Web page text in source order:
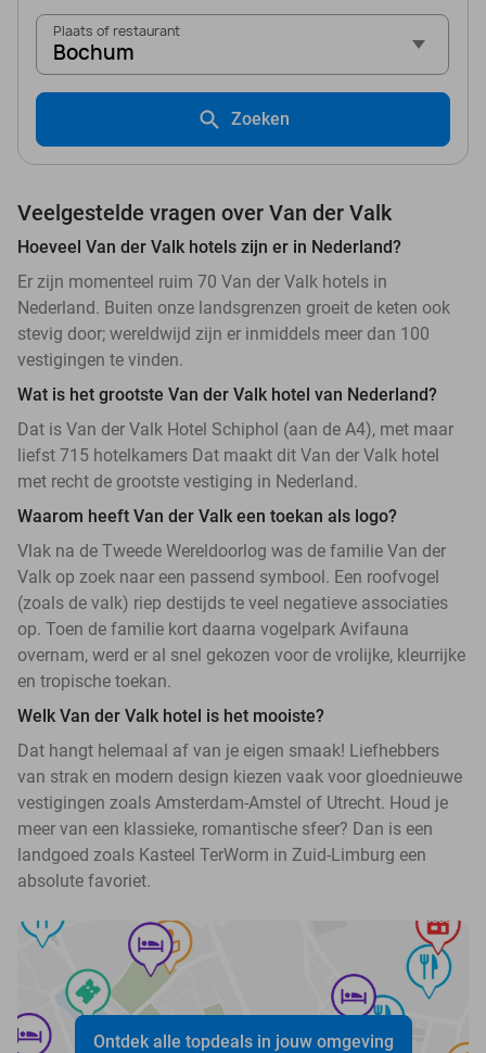
Plaats of restaurant
Bochum
Zoeken
Veelgestelde vragen over Van der Valk
Hoeveel Van der Valk hotels zijn er in Nederland?
Er zijn momenteel ruim 70 Van der Valk hotels in
Nederland. Buiten onze landsgrenzen groeit de keten ook
stevig door; wereldwijd zijn er inmiddels meer dan 100
vestigingen te vinden.
Wat is het grootste Van der Valk hotel van Nederland?
Dat is Van der Valk Hotel Schiphol (aan de A4), met maar
liefst 715 hotelkamers Dat maakt dit Van der Valk hotel
met recht de grootste vestiging in Nederland.
Waarom heeft Van der Valk een toekan als logo?
Vlak na de Tweede Wereldoorlog was de familie Van der
Valk op zoek naar een passend symbool. Een roofvogel
(zoals de valk) riep destijds te veel negatieve associaties
op. Toen de familie kort daarna vogelpark Avifauna
overnam, werd er al snel gekozen voor de vrolijke, kleurrijke
en tropische toekan.
Welk Van der Valk hotel is het mooiste?
Dat hangt helemaal af van je eigen smaak! Liefhebbers
van strak en modern design kiezen vaak voor gloednieuwe
vestigingen zoals Amsterdam-Amstel of Utrecht. Houd je
meer van een klassieke, romantische sfeer? Dan is een
landgoed zoals Kasteel TerWorm in Zuid-Limburg een
absolute favoriet.
Ontdek alle topdeals in jouw omgeving